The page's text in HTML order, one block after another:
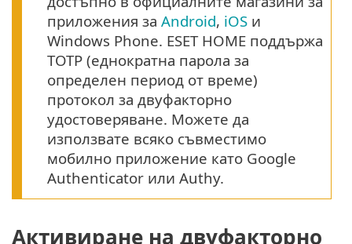
приложения за Android, iOS и
Windows Phone. ESET HOME поддържа
TOTP (еднократна парола за
определен период от време)
протокол за двуфакторно
удостоверяване. Можете да
използвате всяко съвместимо
мобилно приложение като Google
Authenticator или Authy.
Активиране на двуфакторно